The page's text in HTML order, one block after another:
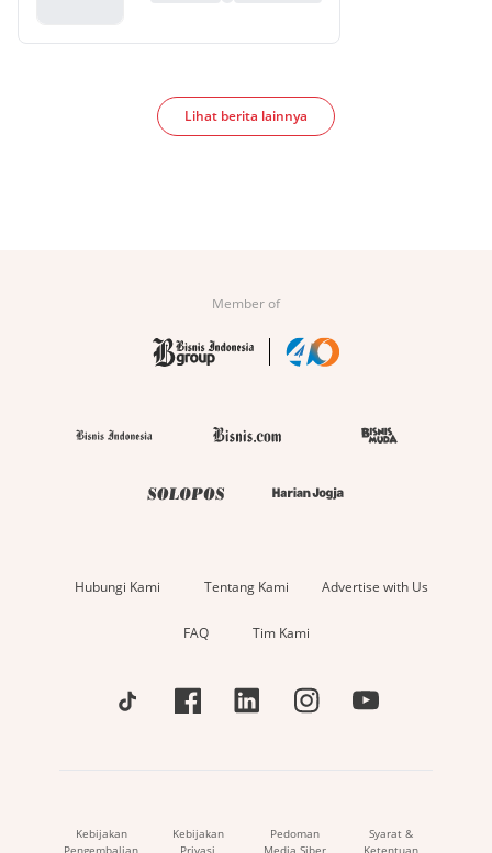
Lihat berita lainnya
Member of
Hubungi Kami Tentang Kami Advertise with Us
FAQ Tim Kami
Kebijakan
Pengembalian
Kebijakan
Privasi
Pedoman
Media Siber
Syarat &
Ketentuan